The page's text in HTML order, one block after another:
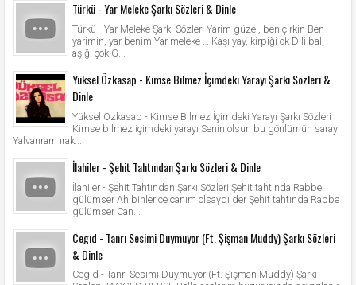
Türkü - Yar Meleke Şarkı Sözleri & Dinle
Türkü - Yar Meleke Şarkı Sözleri Yarim güzel, ben çirkin Ben
yarimin, yar benim Yar meleke … Kaşı yay, kirpiği ok Dili bal,
aşığı çok G...
Yüksel Özkasap - Kimse Bilmez İçimdeki Yarayı Şarkı Sözleri &
Dinle
Yüksel Özkasap - Kimse Bilmez İçimdeki Yarayı Şarkı Sözleri
Kimse bilmez içimdeki yarayı Senin olsun bu gönlümün sarayı
Yalvarıram ırak...
İlahiler - Şehit Tahtından Şarkı Sözleri & Dinle
İlahiler - Şehit Tahtından Şarkı Sözleri Şehit tahtında Rabbe
gülümser Ah binler ce canım olsaydı der Şehit tahtında Rabbe
gülümser Can...
Cegıd - Tanrı Sesimi Duymuyor (Ft. Şişman Muddy) Şarkı Sözleri
& Dinle
Cegıd - Tanrı Sesimi Duymuyor (Ft. Şişman Muddy) Şarkı